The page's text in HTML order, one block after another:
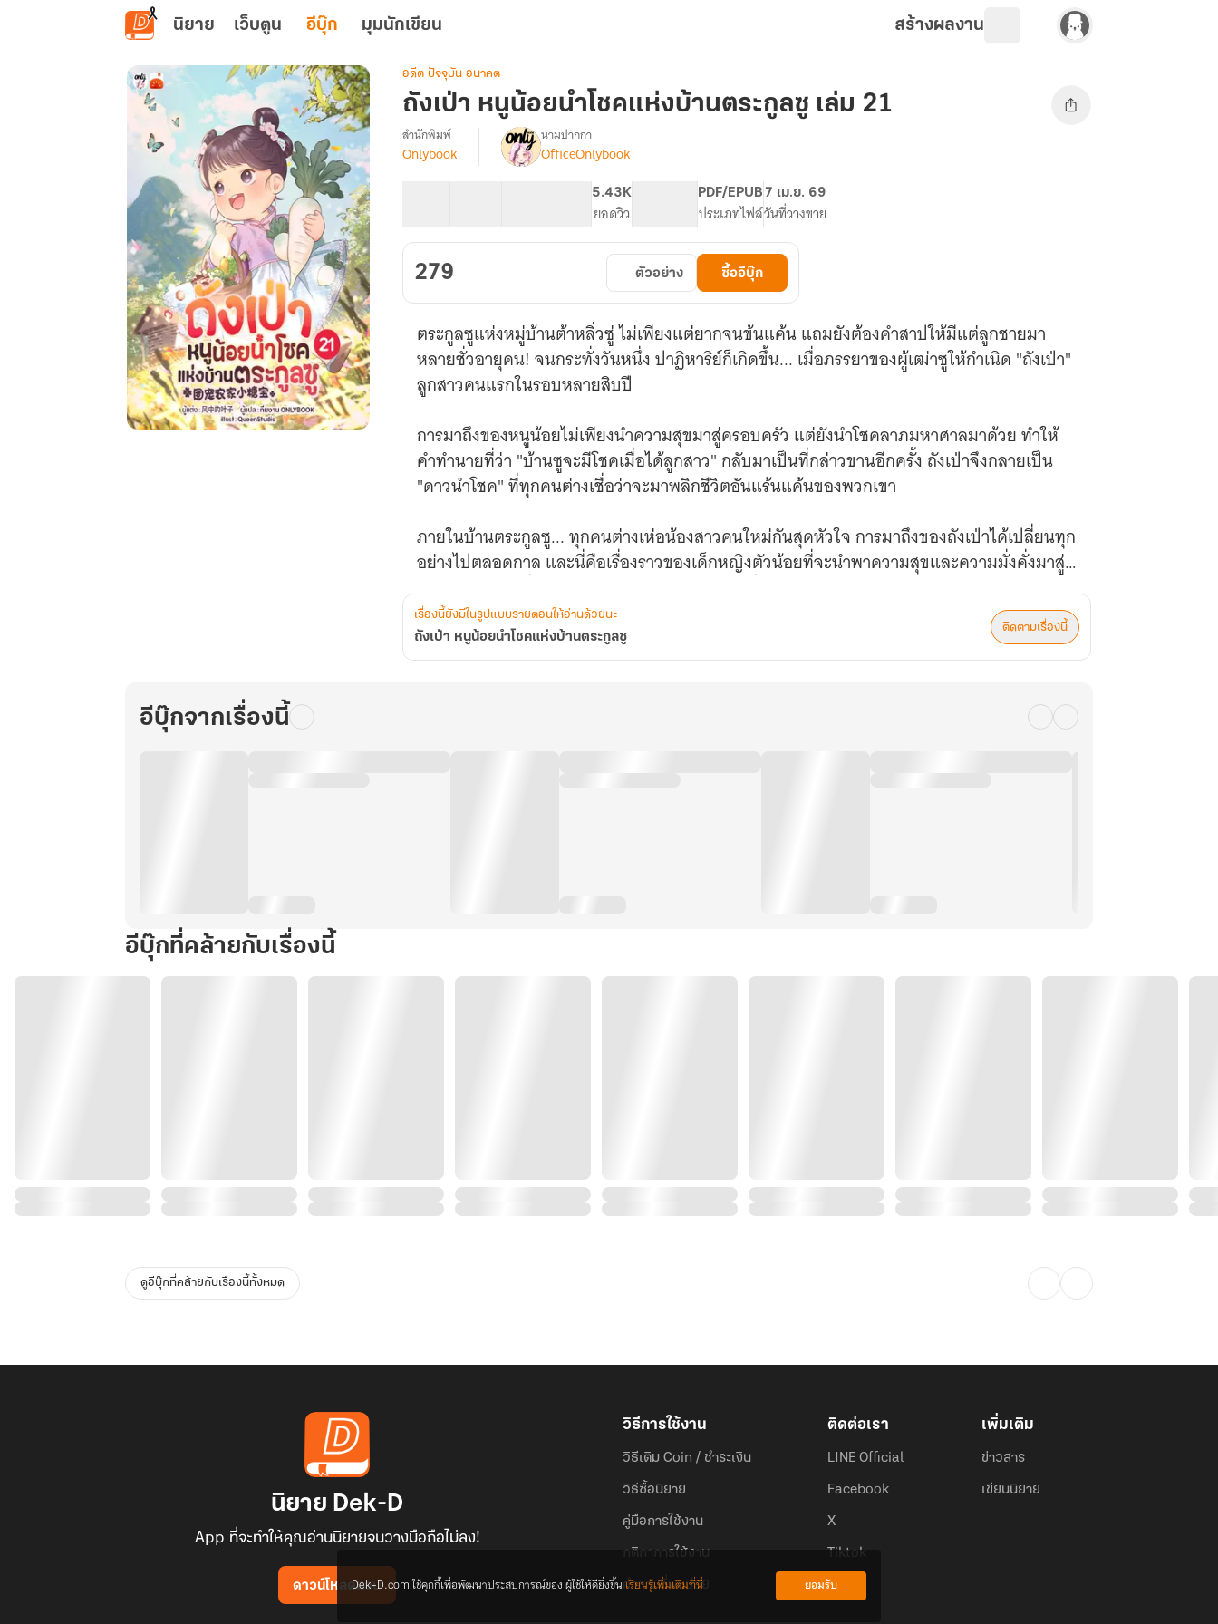
ข้ามไปยังเนื้อหาหลัก
นิยาย เว็บตูน อีบุ๊ก มุมนักเขียน สร้างผลงาน
อดีต ปัจจุบัน อนาคต
ถังเป่า หนูน้อยนำโชคแห่งบ้านตระกูลซู เล่ม 21
เรื่อง
นำ
โชค
แห่ง
บ้าน
สำนักพิมพ์
Onlybook
นามปากกา
OfficeOnlybook
5.43K
ยอดวิว
PDF/EPUB
ประเภทไฟล์
7 เม.ย. 69
วันที่วางขาย
279 ตัวอย่าง ซื้ออีบุ๊ก
ตระกูลซูแห่งหมู่บ้านต้าหลิ่วซู่ ไม่เพียงแต่ยากจนข้นแค้น แถมยังต้องคำสาปให้มีแต่ลูกชายมา
หลายชั่วอายุคน! จนกระทั่งวันหนึ่ง ปาฏิหาริย์ก็เกิดขึ้น... เมื่อภรรยาของผู้เฒ่าซูให้กำเนิด "ถังเป่า"
ลูกสาวคนแรกในรอบหลายสิบปี
การมาถึงของหนูน้อยไม่เพียงนำความสุขมาสู่ครอบครัว แต่ยังนำโชคลาภมหาศาลมาด้วย ทำให้
คำทำนายที่ว่า "บ้านซูจะมีโชคเมื่อได้ลูกสาว" กลับมาเป็นที่กล่าวขานอีกครั้ง ถังเป่าจึงกลายเป็น
"ดาวนำโชค" ที่ทุกคนต่างเชื่อว่าจะมาพลิกชีวิตอันแร้นแค้นของพวกเขา
ภายในบ้านตระกูลซู... ทุกคนต่างเห่อน้องสาวคนใหม่กันสุดหัวใจ การมาถึงของถังเป่าได้เปลี่ยนทุก
อย่างไปตลอดกาล และนี่คือเรื่องราวของเด็กหญิงตัวน้อยที่จะนำพาความสุขและความมั่งคั่งมาสู่
ครอบครัวอย่างที่ไม่มีใครเคยจินตนาการถึง! (บทที่ 801-840)
เรื่องนี้ยังมีในรูปแบบรายตอนให้อ่านด้วยนะ
ถังเป่า หนูน้อยนำโชคแห่งบ้านตระกูลซู
ติดตามเรื่องนี้
อีบุ๊กจากเรื่องนี้
อีบุ๊กที่คล้ายกับเรื่องนี้
ดูอีบุ๊กที่คล้ายกับเรื่องนี้ทั้งหมด
นิยาย Dek-D
App ที่จะทำให้คุณอ่านนิยายจนวางมือถือไม่ลง!
ดาวน์โหลดแอป
วิธีการใช้งาน
วิธีเติม Coin / ชำระเงิน
วิธีซื้อนิยาย
คู่มือการใช้งาน
กติกาการใช้งาน
คำถามที่พบบ่อย
ติดต่อเรา
LINE Official
Facebook
X
Tiktok
เพิ่มเติม
ข่าวสาร
เขียนนิยาย
Dek-D.com ใช้คุกกี้เพื่อพัฒนาประสบการณ์ของ ผู้ใช้ให้ดียิ่งขึ้นเรียนรู้เพิ่มเติมที่นี่ ยอมรับ